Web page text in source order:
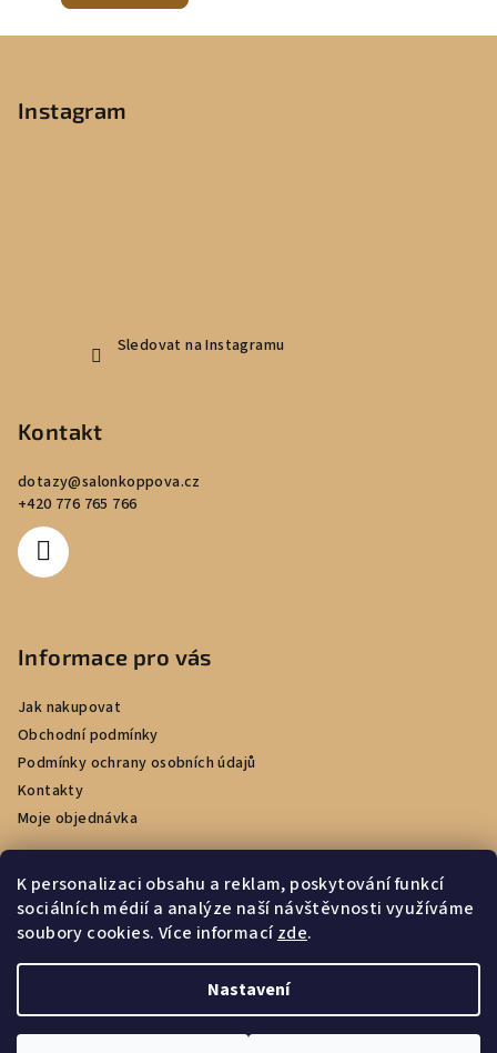
K personalizaci obsahu a reklam, poskytování funkcí
sociálních médií a analýze naší návštěvnosti využíváme
soubory cookies. Více informacízde.
Nastavení
Instagram
Sledovat na Instagramu
Kontakt
dotazy@salonkoppova.cz
+420 776 765 766
Informace pro vás
Jak nakupovat
Obchodní podmínky
Podmínky ochrany osobních údajů
Kontakty
Moje objednávka
Facebook
Upravit nastavení cookies